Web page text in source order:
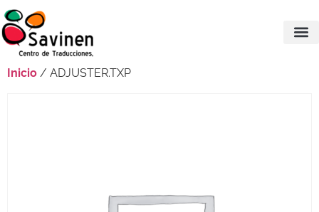
Inicio / ADJUSTER.TXP